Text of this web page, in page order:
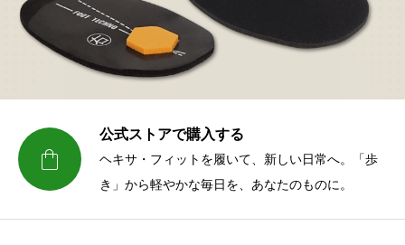

公式ストアで購入する
ヘキサ・フィットを履いて、新しい日常へ。「歩
き」から軽やかな毎日を、あなたのものに。